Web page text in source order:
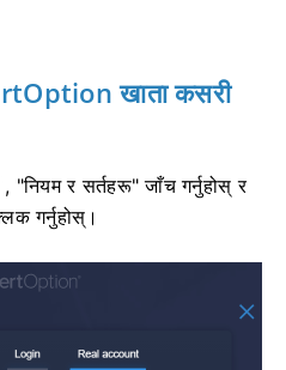
खाता कसरी
, "नियम र सर्तहरू" जाँच गर्नुहोस् र
गर्नुहोस्।